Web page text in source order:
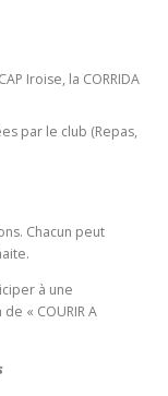
Iroise, la CORRIDA
par le club (Repas,
Chacun peut
à une
« COURIR A